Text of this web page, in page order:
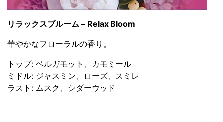
リラックスブルーム – Relax Bloom
華やかなフローラルの香り。
トップ: ベルガモット、カモミール
ミドル: ジャスミン、ローズ、スミレ
ラスト: ムスク、シダーウッド